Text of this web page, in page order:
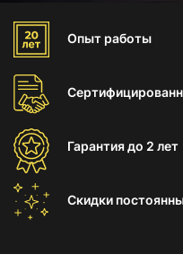
Опыт работы
Гарантиядо 2 лет
Скидки